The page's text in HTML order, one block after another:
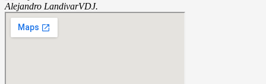
Alejandro LandivarVDJ.